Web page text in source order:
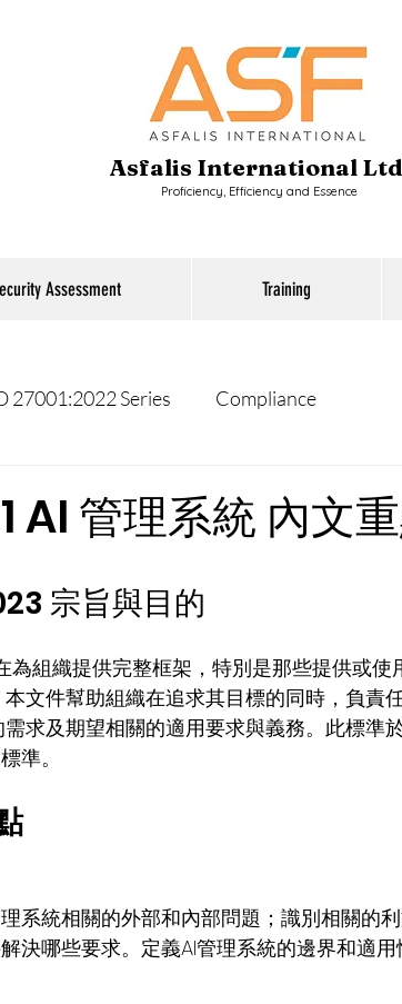
Asfalis International
Proficiency, Efficiency and Essence
Assessment Training
27001:2022 Series Compliance
AI 管理系統 內文
宗旨與目的
為組織提供完整框架，特別是那些提供或
文件幫助組織在追求其目標的同時，負責
求及期望相關的適用要求與義務。此標準
準。
系統相關的外部和內部問題；識別相關的
決哪些要求。定義AI管理系統的邊界和適